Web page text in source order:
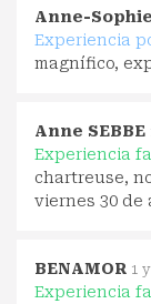
Anne-
Experiencia
magnífico,
Anne SEBBE
Experiencia
chartreuse,
viernes 30 de
BENAMOR 1
Experiencia